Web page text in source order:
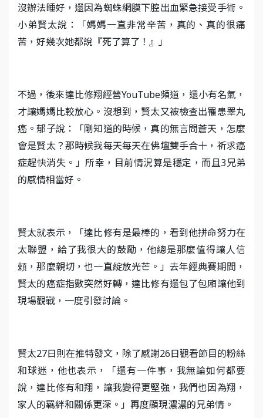
沒辦法睡好，還因為蜘蛛網膜下腔出血緊急接受手術。
小弟賢太說：「媽媽一直非常辛苦，真的、真的很痛
苦，好幾次她都說『死了算了！』」
不過，後來達比修翔經營YouTube頻道，還小有名氣，
才讓媽媽比較放心。沒想到，賢太又被檢查出罹患睪丸
癌。郁子說：「剛知道的時候，真的無言問蒼天，怎麼
會是賢太？那時候我每天每天在佛壇雙手合十，祈求癌
症趕快消失。」所幸，目前情況算是穩定，而且3兄弟
的感情相當好。
賢太就表示，「達比修有是最棒的，看到他拼命努力在
太聯盟，給了我很大的鼓勵，他總是那麼值得讓人信
頼，那麼親切，也一直綻放光芒。」去年經典賽期間，
賢太的癌症指數突然好轉，達比修有還包了包廂讓他到
現場觀戰，一度引發討論。
賢太27日則在推特發文，除了感謝26日觀看節目的粉絲
和球迷，他也表示，「還有一件事，我無論如何都要
說，達比修有和翔，讓我變得更堅強，我們也因為翔，
家人的羈絆和關係更深。」再度顯現濃濃的兄弟情。